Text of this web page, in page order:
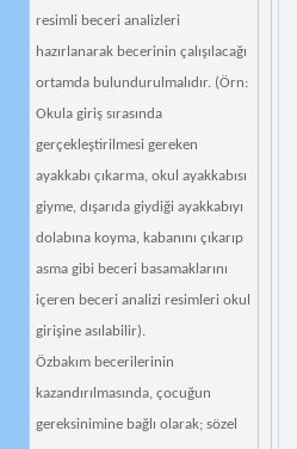
resimli beceri analizleri
hazırlanarak becerinin çalışılacağı
ortamda bulundurulmalıdır. (Örn:
Okula giriş sırasında
gerçekleştirilmesi gereken
ayakkabı çıkarma, okul ayakkabısı
giyme, dışarıda giydiği ayakkabıyı
dolabına koyma, kabanını çıkarıp
asma gibi beceri basamaklarını
içeren beceri analizi resimleri okul
girişine asılabilir).
Özbakım becerilerinin
kazandırılmasında, çocuğun
gereksinimine bağlı olarak; sözel